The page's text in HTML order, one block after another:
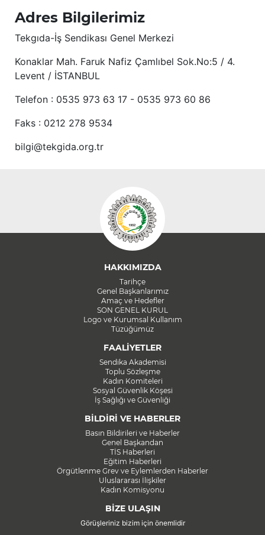
Adres Bilgilerimiz
Tekgıda-İş Sendikası Genel Merkezi
Konaklar Mah. Faruk Nafiz Çamlıbel Sok.No:5 / 4.
Levent / İSTANBUL
Telefon : 0535 973 63 17 - 0535 973 60 86
Faks : 0212 278 9534
bilgi@tekgida.org.tr
HAKKIMIZDA
Tarihçe
Genel Başkanlarımız
Amaç ve Hedefler
SON GENEL KURUL
Logo ve Kurumsal Kullanım
Tüzüğümüz
FAALİYETLER
Sendika Akademisi
Toplu Sözleşme
Kadın Komiteleri
Sosyal Güvenlik Köşesi
İş Sağlığı ve Güvenliği
BİLDİRİ VE HABERLER
Basın Bildirileri ve Haberler
Genel Başkandan
TİS Haberleri
Eğitim Haberleri
Örgütlenme Grev ve Eylemlerden Haberler
Uluslararası İlişkiler
Kadın Komisyonu
BİZE ULAŞIN
Görüşleriniz bizim için önemlidir